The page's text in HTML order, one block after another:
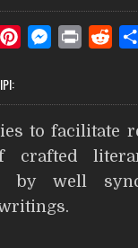
t
e
r
e
s
M
s
e
n
g
e
n
t
d
i
t
to facilitate
by well